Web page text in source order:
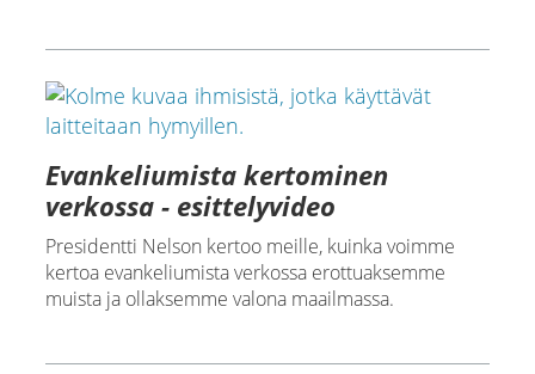
Evankeliumista kertominen
verkossa - esittelyvideo
Presidentti Nelson kertoo meille, kuinka voimme
kertoa evankeliumista verkossa erottuaksemme
muista ja ollaksemme valona maailmassa.